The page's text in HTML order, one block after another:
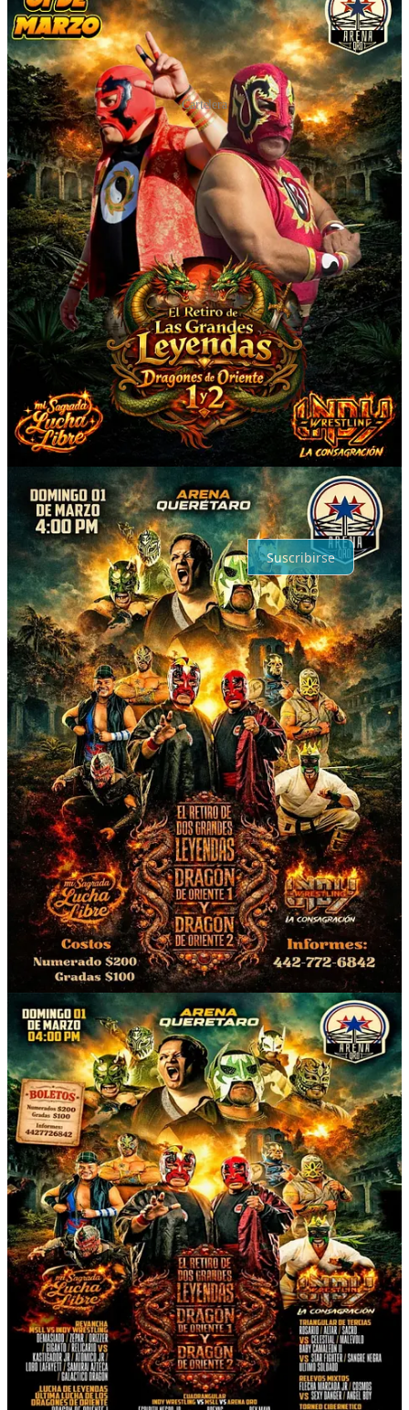
Cartelera
Lucha Libre
Compartir
Anterior
Siguiente
Discusión sobre este post
Comentarios Restacks
Lo mejor de Último Debates
Por supuesto, sigue adelante.
Suscribirse
© 2026 © Kickwire Taekwondo ·Privacidad∙Términos∙Aviso de
recolección
Crea tu Substack
Descargar la app
Substackes el hogar de la gran cultura